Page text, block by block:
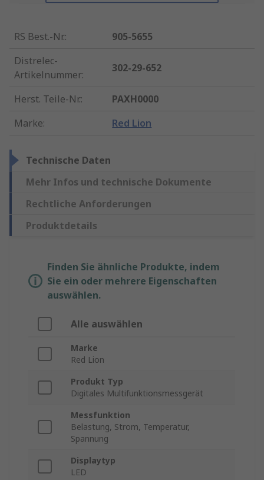
RS Best.-Nr.:
905-5655
Distrelec-
Artikelnummer:
302-29-652
Herst. Teile-Nr.:
PAXH0000
Marke: Red Lion
Technische Daten
Mehr Infos und technische Dokumente
Rechtliche Anforderungen
Produktdetails
Finden Sie ähnliche Produkte, indem
Sie ein oder mehrere Eigenschaften
auswählen.
Alle auswählen
Marke
Red Lion
Produkt Typ
Digitales Multifunktionsmessgerät
Messfunktion
Belastung, Strom, Temperatur,
Spannung
Displaytyp
LED